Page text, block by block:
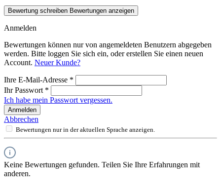
Bewertung schreiben Bewertungen anzeigen
Anmelden
Bewertungen können nur von angemeldeten Benutzern abgegeben
werden. Bitte loggen Sie sich ein, oder erstellen Sie einen neuen
Account. Neuer Kunde?
Ihre E-Mail-Adresse *
Ihr Passwort *
Ich habe mein Passwort vergessen.
Anmelden
Abbrechen
Bewertungen nur in der aktuellen Sprache anzeigen.
Keine Bewertungen gefunden. Teilen Sie Ihre Erfahrungen mit
anderen.